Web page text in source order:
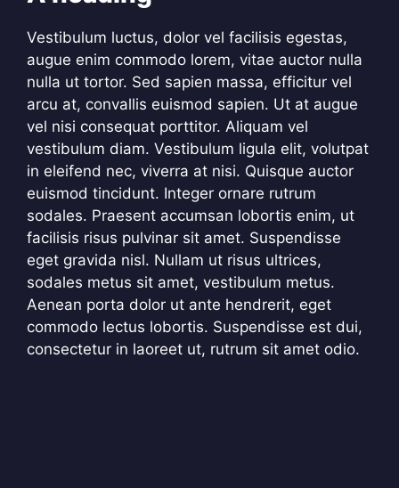
Vestibulum luctus, dolor vel facilisis egestas,
augue enim commodo lorem, vitae auctor nulla
nulla ut tortor. Sed sapien massa, efficitur vel
arcu at, convallis euismod sapien. Ut at augue
vel nisi consequat porttitor. Aliquam vel
vestibulum diam. Vestibulum ligula elit, volutpat
in eleifend nec, viverra at nisi. Quisque auctor
euismod tincidunt. Integer ornare rutrum
sodales. Praesent accumsan lobortis enim, ut
facilisis risus pulvinar sit amet. Suspendisse
eget gravida nisl. Nullam ut risus ultrices,
sodales metus sit amet, vestibulum metus.
Aenean porta dolor ut ante hendrerit, eget
commodo lectus lobortis. Suspendisse est dui,
consectetur in laoreet ut, rutrum sit amet odio.